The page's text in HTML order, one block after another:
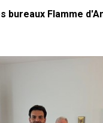
bureaux Flamme